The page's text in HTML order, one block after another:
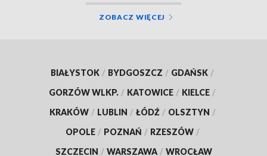
ZOBACZ WIĘCEJ
BIAŁYSTOK / BYDGOSZCZ / GDAŃSK /
GORZÓW WLKP. / KATOWICE / KIELCE /
KRAKÓW / LUBLIN / ŁÓDŹ / OLSZTYN /
OPOLE / POZNAŃ / RZESZÓW /
SZCZECIN / WARSZAWA / WROCŁAW